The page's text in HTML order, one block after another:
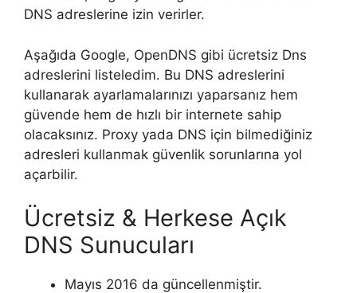
DNS adreslerine izin verirler.
Aşağıda Google, OpenDNS gibi ücretsiz Dns
adreslerini listeledim. Bu DNS adreslerini
kullanarak ayarlamalarınızı yaparsanız hem
güvende hem de hızlı bir internete sahip
olacaksınız. Proxy yada DNS için bilmediğiniz
adresleri kullanmak güvenlik sorunlarına yol
açarbilir.
Ücretsiz & Herkese Açık
DNS Sunucuları
Mayıs 2016 da güncellenmiştir.